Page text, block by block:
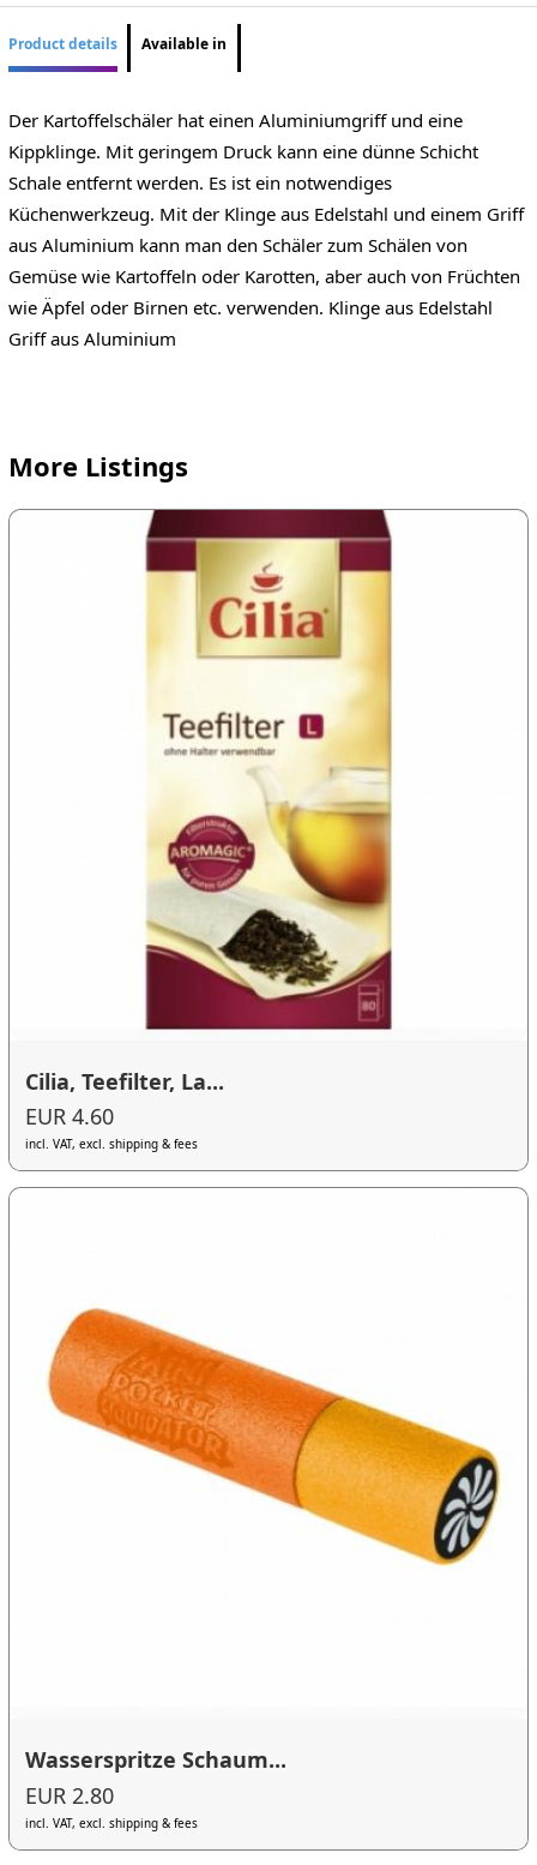
Product details Available in
Der Kartoffelschäler hat einen Aluminiumgriff und eine
Kippklinge. Mit geringem Druck kann eine dünne Schicht
Schale entfernt werden. Es ist ein notwendiges
Küchenwerkzeug. Mit der Klinge aus Edelstahl und einem Griff
aus Aluminium kann man den Schäler zum Schälen von
Gemüse wie Kartoffeln oder Karotten, aber auch von Früchten
wie Äpfel oder Birnen etc. verwenden. Klinge aus Edelstahl
Griff aus Aluminium
More Listings
Cilia, Teefilter, La...
EUR 4.60
incl. VAT, excl. shipping & fees
Wasserspritze Schaum...
EUR 2.80
incl. VAT, excl. shipping & fees